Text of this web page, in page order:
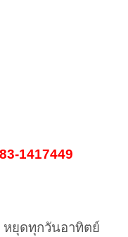
1417449
หยุดทุกวันอาทิตย์